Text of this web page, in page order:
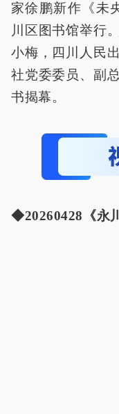
家徐鹏新作《未
川区图书馆举行
小梅，四川人民
社党委委员、副
书揭幕。
◆20260428《永